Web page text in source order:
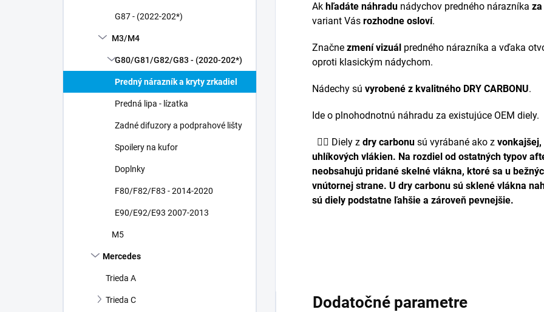
G87 - (2022-202*)
M3/M4
G80/G81/G82/G83 - (2020-202*)
Predný nárazník a kryty zrkadiel
Predná lipa - lízatka
Zadné difuzory a podprahové lišty
Spoilery na kufor
Doplnky
F80/F82/F83 - 2014-2020
E90/E92/E93 2007-2013
M5
Mercedes
Trieda A
Trieda C
Ak hľadáte náhradu nádychov predného nárazníka
variant Vás rozhodne osloví.
Značne zmení vizuál predného nárazníka a vďaka
oproti klasickým nádychom.
Nádechy sú vyrobené z kvalitného DRY CARBONU.
Ide o plnohodnotnú náhradu za existujúce OEM diely.
👉🏼 Diely z dry carbonu sú vyrábané ako z
uhlíkových vlákien. Na rozdiel od ostatných typov
neobsahujú pridané skelné vlákna, ktoré sa u
vnútornej strane. U dry carbonu sú sklené vlákna
sú diely podstatne ľahšie a zároveň pevnejšie.
Dodatočné parametre